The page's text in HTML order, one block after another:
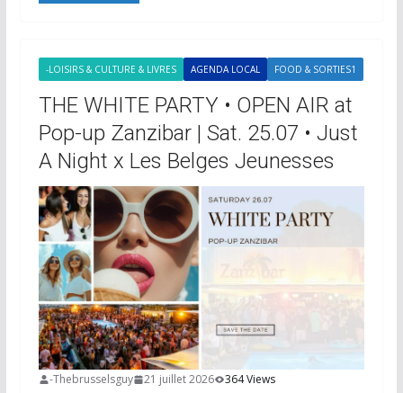
-LOISIRS & CULTURE & LIVRES AGENDA LOCAL FOOD & SORTIES1
THE WHITE PARTY • OPEN AIR at
Pop-up Zanzibar | Sat. 25.07 • Just
A Night x Les Belges Jeunesses
-Thebrusselsguy 21 juillet 2026 364 Views